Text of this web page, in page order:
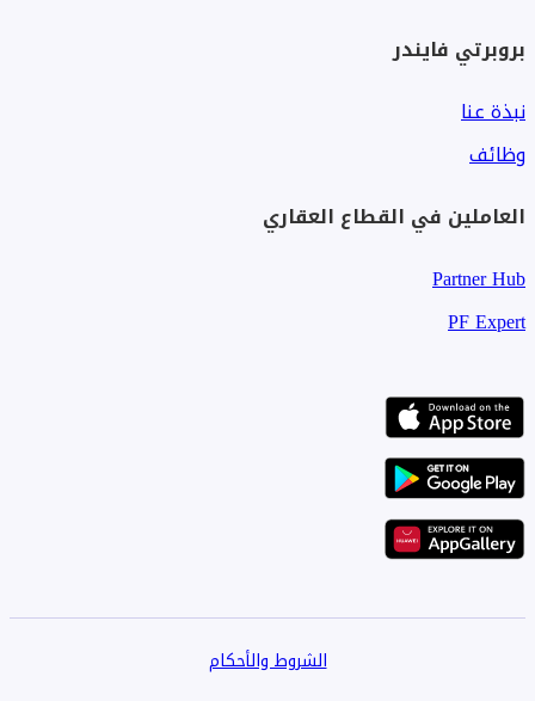
بروبرتي فايندر
نبذة عنا
وظائف
العاملين في القطاع العقاري
Partner Hub
PF Expert
الشروط والأحكام